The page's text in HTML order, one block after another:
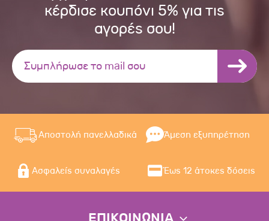
κέρδισε κουπόνι 5% για τις
αγορές σου!
Αποστολή πανελλαδικά Άμεση εξυπηρέτηση
Ασφαλείς συναλαγές Έως 12 άτοκες δόσεις